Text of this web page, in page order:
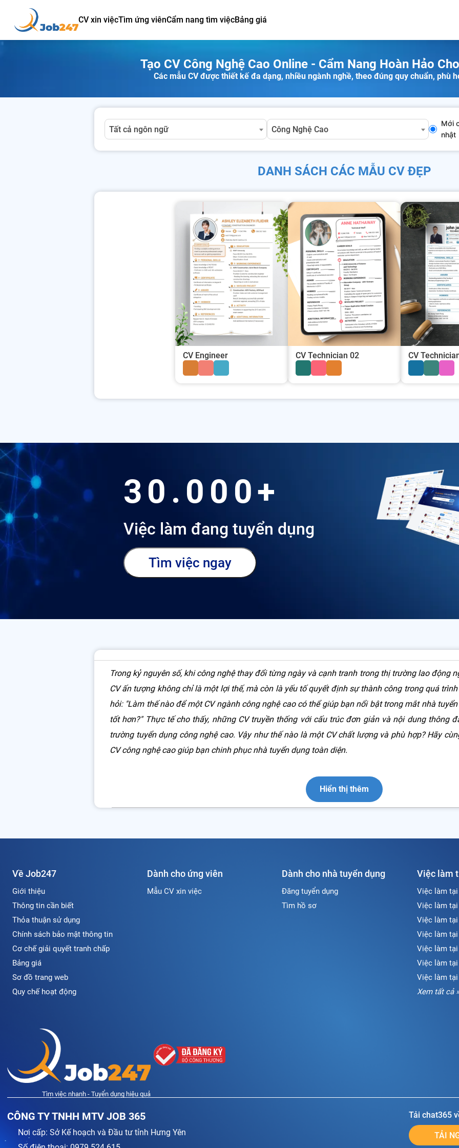
CV xin việcTìm ứng viênCẩm nang tìm việcBảng giá
Tạo CV Công Nghệ Cao Online - Cẩm Nang Hoàn Hảo
Các mẫu CV được thiết kế đa dạng, nhiều ngành nghề, theo đúng quy chuẩn, phù
Tất cả ngôn ngữ Công Nghệ Cao
Mới
nhật
DANH SÁCH CÁC MẪU CV ĐẸP
CV Engineer CV Technician 02 CV
CV Engineer
CV Technician
30.000+
Việc làm đang tuyển dụng
Tìm việc ngay
Mục lục
Trong kỷ nguyên số, khi công nghệ thay đổi từng ngày và cạnh tranh trong thị trường lao động
CV ấn tượng không chỉ là một lợi thế, mà còn là yếu tố quyết định sự thành công trong quá
hỏi: "Làm thế nào để một CV ngành công nghệ cao có thể giúp bạn nổi bật trong mắt nhà
tốt hơn?" Thực tế cho thấy, những CV truyền thống với cấu trúc đơn giản và nội dung thông
trường tuyển dụng công nghệ cao. Vậy như thế nào là một CV chất lượng và phù hợp? Hãy
CV công nghệ cao giúp bạn chinh phục nhà tuyển dụng toàn diện.
Hiển thị thêm
Về Job247
Giới thiệu
Thông tin cần biết
Thỏa thuận sử dụng
Chính sách bảo mật thông tin
Cơ chế giải quyết tranh chấp
Bảng giá
Sơ đồ trang web
Quy chế hoạt động
Dành cho ứng viên
Mẫu CV xin việc
Dành cho nhà tuyển dụng
Đăng tuyển dụng
Tìm hồ sơ
Việc làm
Việc làm
Việc làm
Việc làm tại
Việc làm tại
Việc làm
Việc làm tại
Việc làm
Xem tất cả »
Tìm việc nhanh - Tuyển dụng hiệu quả
CÔNG TY TNHH MTV JOB 365
Nơi cấp: Sở Kế hoạch và Đầu tư tỉnh Hưng Yên
Tải chat365
TẢI